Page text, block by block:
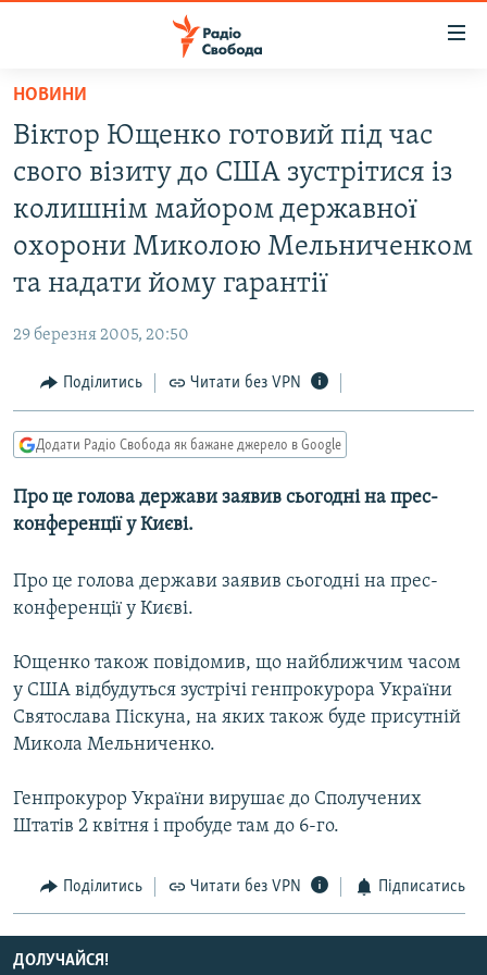
Перейти
основного
матеріалу
до
основної
навігації
до
ВСЕ ЗА ДОБУ
СПОРТ
УКРАЇНА
РОСІЙСЬКА «ФІЛЬТРАЦІЯ»
КРИМ.РЕАЛІЇ
ТИ ЯК?
СХЕМИ
МУЛЬТИМЕДІА
СПЕЦПРОЄКТИ
ПОДКАСТИ
КРИМ РЕАЛІЇ
РУС
УКР
КТАТ
НОВИНИ
Віктор Ющенко готовий під час
свого візиту до США зустрітися із
колишнім майором державноï
охорони Миколою Мельниченком
та надати йому гарантіï
29 березня 2005, 20:50
Поділитись Читати без VPN
Додати Радіо Свобода як бажане джерело в Google
Про це голова держави заявив сьогодні на прес-
конференціï у Києві.
Про це голова держави заявив сьогодні на прес-
конференціï у Києві.
Ющенко також повiдомив, що найближчим часом
у США вiдбудуться зустрiчi генпрокурора Украïни
Святослава Пiскуна, на яких також буде присутнiй
Микола Мельниченко.
Генпрокурор Украïни вирушає до Сполучених
Штатів 2 квітня і пробуде там до 6-го.
Поділитись Читати без VPN Підписатись
ДОЛУЧАЙСЯ!